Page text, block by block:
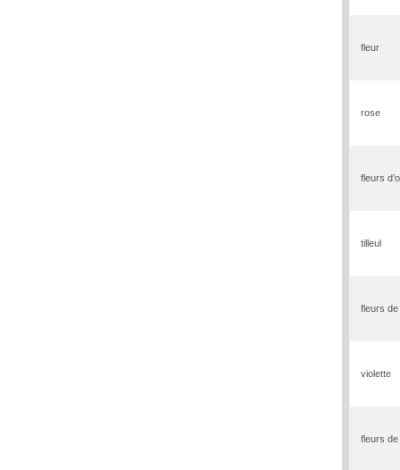
fleur
rose
fleurs
tilleul
fleurs
violette
fleurs de